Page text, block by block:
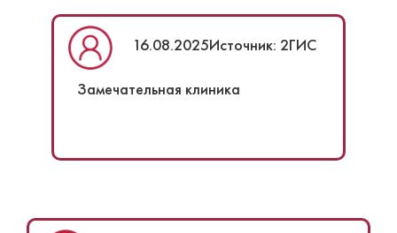
16.08.2025Источник: 2ГИС
Замечательная клиника